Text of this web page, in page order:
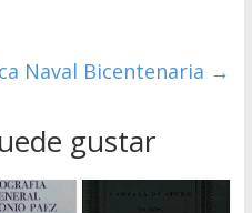
Naval Bicentenaria →
gustar